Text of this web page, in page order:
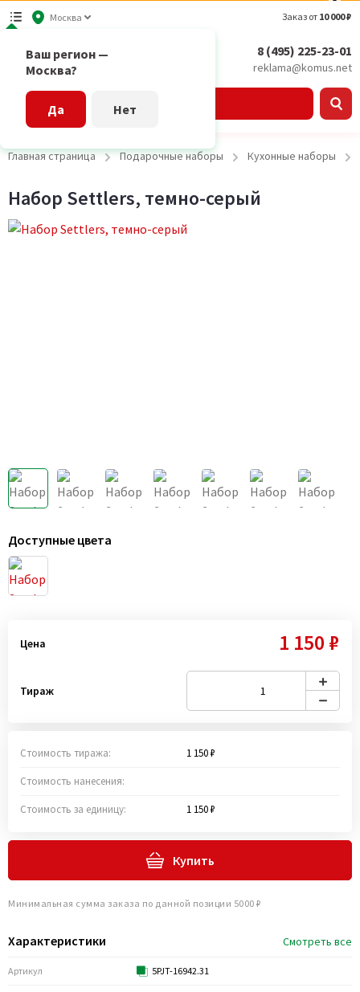
Москва
Ваш регион —
Москва?
Да Нет
Заказ от 10 000 ₽
8 (495) 225-23-01
reklama@komus.net
Главная страница Подарочные наборы Кухонные наборы
Набор Settlers, темно-серый
Доступные цвета
Характеристики Смотреть все
Артикул 5PJT-16942.31
Цена 1 150 ₽
Тираж
Стоимость тиража: 1 150 ₽
Стоимость нанесения:
Стоимость за единицу: 1 150 ₽
Купить
Минимальная сумма заказа по данной позиции 5000 ₽